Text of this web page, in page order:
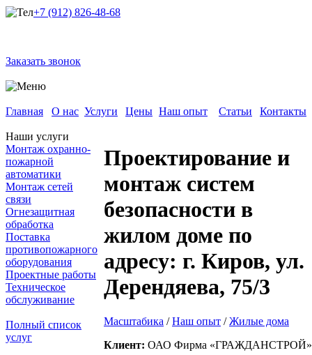
+7 (912) 826-48-68
Заказать звонок
Главная О нас Услуги Цены Наш опыт Статьи Контакты
Наши услуги
Монтаж охранно-
пожарной
автоматики
Монтаж сетей
связи
Огнезащитная
обработка
Поставка
противопожарного
оборудования
Проектные работы
Техническое
обслуживание
Полный список
услуг
Проектирование и
монтаж систем
безопасности в
жилом доме по
адресу: г. Киров, ул.
Дерендяева, 75/3
Масштабика / Наш опыт / Жилые дома
Клиент: ОАО Фирма «ГРАЖДАНСТРОЙ»